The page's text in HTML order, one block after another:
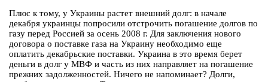
Плюс к тому, у Украины растет внешний долг: в начале
декабря украинцы попросили отстрочить погашение долгов по
газу перед Россией за осень 2008 г. Для заключения нового
договора о поставке газа на Украину необходимо еще
оплатить декабрьские поставки. Украина в это время берет
деньги в долг у МВФ и часть из них направляет на погашение
прежних задолженностей. Ничего не напоминает? Долги,